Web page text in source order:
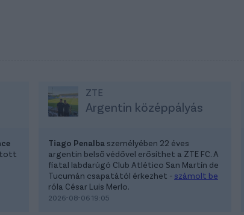
ZTE
Argentin középpályás
Tiago Penalba személyében 22 éves
argentin belső védővel erősíthet a ZTE FC. A
fiatal labdarúgó Club Atlético San Martín de
Tucumán csapatától érkezhet - számolt be
róla César Luis Merlo.
2026-08-06 19:05